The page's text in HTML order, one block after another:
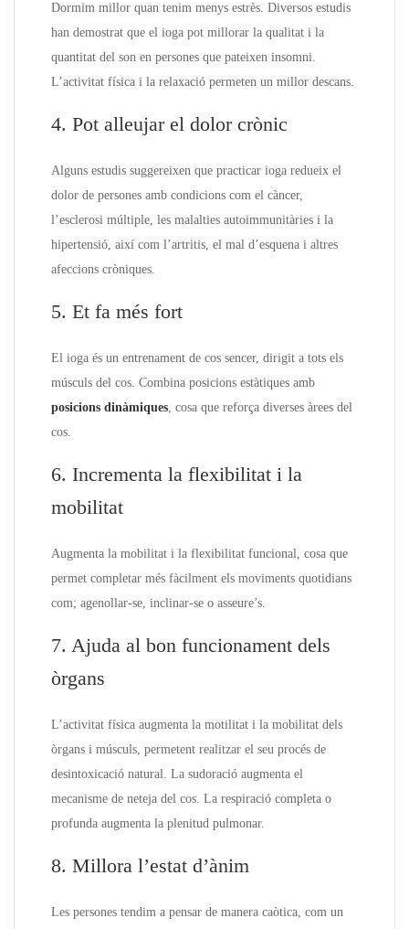
Dormim millor quan tenim menys estrès. Diversos estudis
han demostrat que el ioga pot millorar la qualitat i la
quantitat del son en persones que pateixen insomni.
L’activitat física i la relaxació permeten un millor descans.
4. Pot alleujar el dolor crònic
Alguns estudis suggereixen que practicar ioga redueix el
dolor de persones amb condicions com el càncer,
l’esclerosi múltiple, les malalties autoimmunitàries i la
hipertensió, així com l’artritis, el mal d’esquena i altres
afeccions cròniques.
5. Et fa més fort
El ioga és un entrenament de cos sencer, dirigit a tots els
músculs del cos. Combina posicions estàtiques amb
posicions dinàmiques, cosa que reforça diverses àrees del
cos.
6. Incrementa la flexibilitat i la
mobilitat
Augmenta la mobilitat i la flexibilitat funcional, cosa que
permet completar més fàcilment els moviments quotidians
com; agenollar-se, inclinar-se o asseure’s.
7. Ajuda al bon funcionament dels
òrgans
L’activitat física augmenta la motilitat i la mobilitat dels
òrgans i músculs, permetent realitzar el seu procés de
desintoxicació natural. La sudoració augmenta el
mecanisme de neteja del cos. La respiració completa o
profunda augmenta la plenitud pulmonar.
8. Millora l’estat d’ànim
Les persones tendim a pensar de manera caòtica, com un